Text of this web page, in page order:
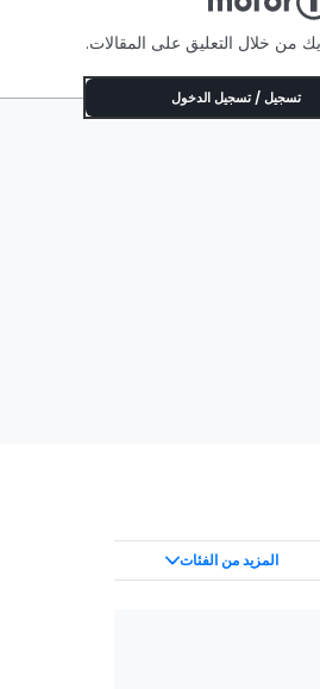
من خلال التعليق على المقالات.
تسجيل / تسجيل الدخول
المزيد من الفئات